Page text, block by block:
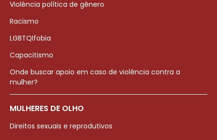
Violência política de gênero
Racismo
LGBTQIfobia
Capacitismo
Onde buscar apoio em caso de violência contra a
mulher?
MULHERES DE OLHO
Direitos sexuais e reprodutivos